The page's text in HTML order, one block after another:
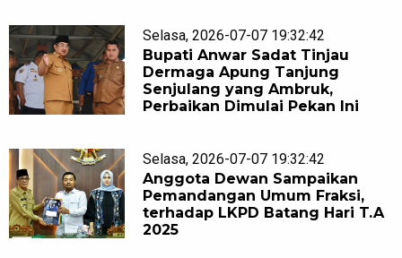
Selasa, 2026-07-07 19:32:42
Bupati Anwar Sadat Tinjau
Dermaga Apung Tanjung
Senjulang yang Ambruk,
Perbaikan Dimulai Pekan Ini
Selasa, 2026-07-07 19:32:42
Anggota Dewan Sampaikan
Pemandangan Umum Fraksi,
terhadap LKPD Batang Hari T.A
2025